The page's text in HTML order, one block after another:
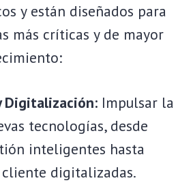
y están diseñados para
más críticas y de mayor
Digitalización: Impulsar la
tecnologías, desde
inteligentes hasta
digitalizadas.